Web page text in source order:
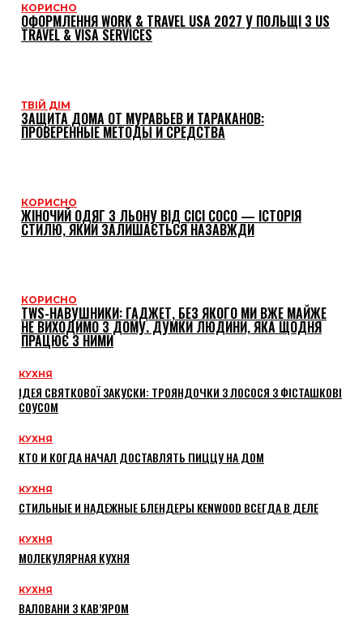
КОРИСНО
ОФОРМЛЕННЯ WORK & TRAVEL USA 2027 У ПОЛЬЩІ З US
TRAVEL & VISA SERVICES
ТВІЙ ДІМ
ЗАЩИТА ДОМА ОТ МУРАВЬЕВ И ТАРАКАНОВ:
ПРОВЕРЕННЫЕ МЕТОДЫ И СРЕДСТВА
КОРИСНО
ЖІНОЧИЙ ОДЯГ З ЛЬОНУ ВІД CICI COCO — ІСТОРІЯ
СТИЛЮ, ЯКИЙ ЗАЛИШАЄТЬСЯ НАЗАВЖДИ
КОРИСНО
TWS-НАВУШНИКИ: ГАДЖЕТ, БЕЗ ЯКОГО МИ ВЖЕ МАЙЖЕ
НЕ ВИХОДИМО З ДОМУ. ДУМКИ ЛЮДИНИ, ЯКА ЩОДНЯ
ПРАЦЮЄ З НИМИ
КУХНЯ
ІДЕЯ СВЯТКОВОЇ ЗАКУСКИ: ТРОЯНДОЧКИ З ЛОСОСЯ З ФІСТАШКОВІ
СОУСОМ
КУХНЯ
КТО И КОГДА НАЧАЛ ДОСТАВЛЯТЬ ПИЦЦУ НА ДОМ
КУХНЯ
СТИЛЬНЫЕ И НАДЕЖНЫЕ БЛЕНДЕРЫ KENWOOD ВСЕГДА В ДЕЛЕ
КУХНЯ
МОЛЕКУЛЯРНАЯ КУХНЯ
КУХНЯ
ВАЛОВАНИ З КАВ’ЯРОМ